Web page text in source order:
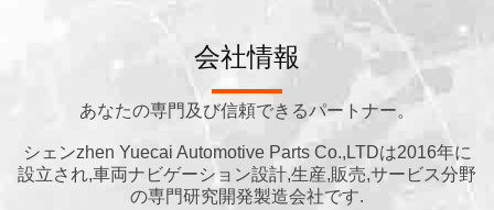
会社情報
あなたの専門及び信頼できるパートナー。
シェンzhen Yuecai Automotive Parts Co.,LTDは2016年に
設立され,車両ナビゲーション設計,生産,販売,サービス分野
の専門研究開発製造会社です.